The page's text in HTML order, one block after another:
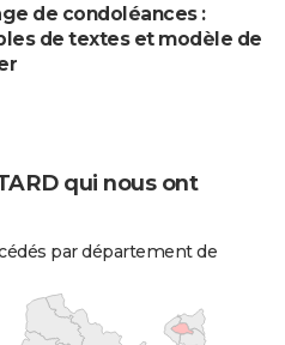
de condoléances :
de textes et modèle de
qui nous ont
par département de